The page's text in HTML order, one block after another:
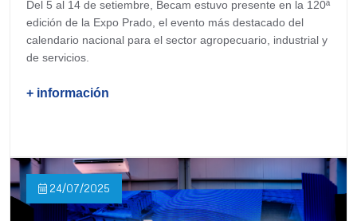
Del 5 al 14 de setiembre, Becam estuvo presente en la 120ª
edición de la Expo Prado, el evento más destacado del
calendario nacional para el sector agropecuario, industrial y
de servicios.
+ información
24/07/2025